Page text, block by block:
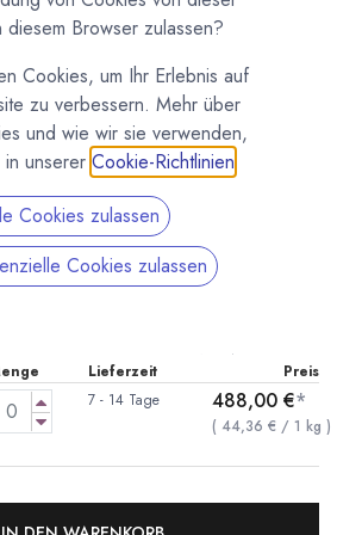
von Valrhona
Kakaobohnen von Valrhona.
Lieferzeit
Preis
7 - 14 Tage 488,00 €*
( 44,36 € /1 kg )
Browser zulassen?
Cookies, um Ihr Erlebnis auf
zu verbessern. Mehr über
und wie wir sie verwenden,
unserer Cookie-Richtlinien
Cookies zulassen
Cookies zulassen